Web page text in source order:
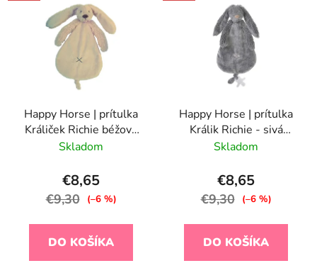
Happy Horse | prítulka
Králiček Richie béžový
veľkosť: 25 cm
Skladom
€8,65
€9,30 (–6 %)
DO KOŠÍKA
Happy Horse | prítulka
Králik Richie - sivá
veľkosť: 25 cm
Skladom
€8,65
€9,30 (–6 %)
DO KOŠÍKA